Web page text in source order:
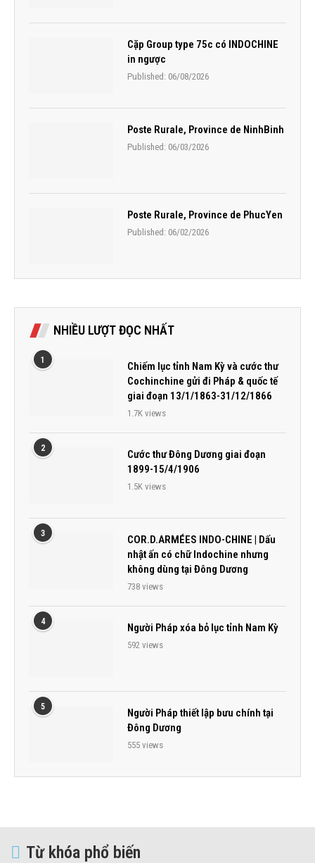
Cặp Group type 75c có INDOCHINE
in ngược
Published: 06/08/2026
Poste Rurale, Province de NinhBinh
Published: 06/03/2026
Poste Rurale, Province de PhucYen
Published: 06/02/2026
NHIỀU LƯỢT ĐỌC NHẤT
1
Chiếm lục tỉnh Nam Kỳ và cước thư
Cochinchine gửi đi Pháp & quốc tế
giai đoạn 13/1/1863-31/12/1866
1.7K views
2
Cước thư Đông Dương giai đoạn
1899-15/4/1906
1.5K views
3
COR.D.ARMÉES INDO-CHINE | Dấu
nhật ấn có chữ Indochine nhưng
không dùng tại Đông Dương
738 views
4
Người Pháp xóa bỏ lục tỉnh Nam Kỳ
592 views
5
Người Pháp thiết lập bưu chính tại
Đông Dương
555 views
Từ khóa phổ biến